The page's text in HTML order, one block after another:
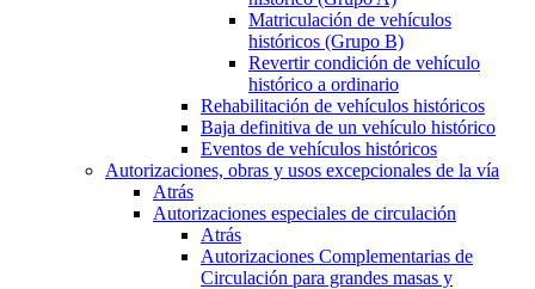
Matriculación de vehículos
históricos (Grupo B)
Revertir condición de vehículo
histórico a ordinario
Rehabilitación de vehículos históricos
Baja definitiva de un vehículo histórico
Eventos de vehículos históricos
Autorizaciones, obras y usos excepcionales de la vía
Atrás
Autorizaciones especiales de circulación
Atrás
Autorizaciones Complementarias de
Circulación para grandes masas y